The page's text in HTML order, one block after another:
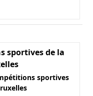
sportives de la
sportives